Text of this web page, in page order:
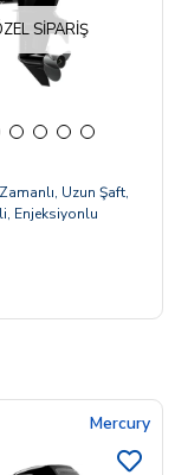
SIPARIŞ
Uzun Şaft,
Enjeksiyonlu
Mercury